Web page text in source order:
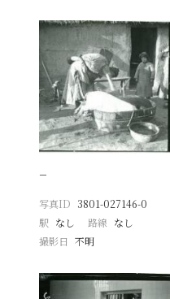
−
写真ID 3801-027146-0
駅 なし 路線 なし
撮影日
不明